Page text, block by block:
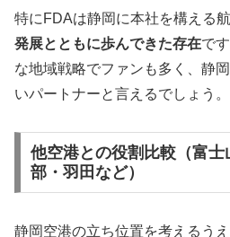
特にFDAは静岡に本社を構える航
発展とともに歩んできた存在で
な地域戦略でファンも多く、静
いパートナーと言えるでしょう。
他空港との役割比較（富
部・羽田など）
静岡空港の立ち位置を考えるうえ